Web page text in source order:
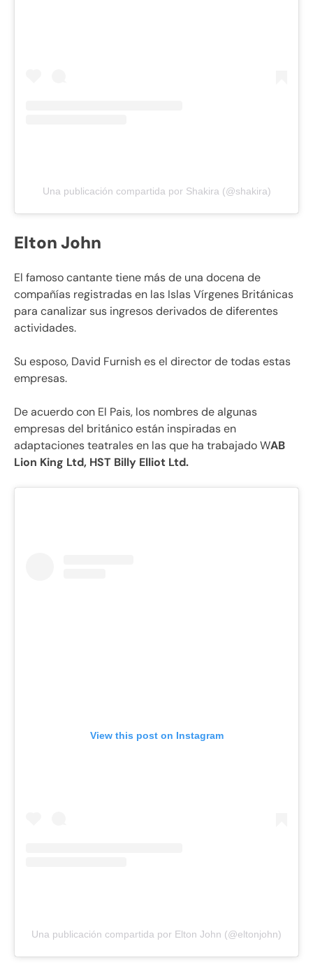
Una publicación compartida por Shakira (@shakira)
Elton John
El famoso cantante tiene más de una docena de
compañías registradas en las Islas Vírgenes Británicas
para canalizar sus ingresos derivados de diferentes
actividades.
Su esposo, David Furnish es el director de todas estas
empresas.
De acuerdo con El Pais, los nombres de algunas
empresas del británico están inspiradas en
adaptaciones teatrales en las que ha trabajado WAB
Lion King Ltd, HST Billy Elliot Ltd.
View this post on Instagram
Una publicación compartida por Elton John (@eltonjohn)